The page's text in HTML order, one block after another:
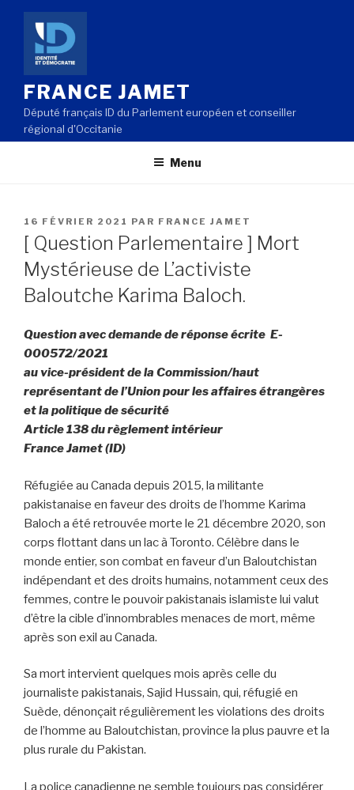
Aller
contenu
principal
FRANCE JAMET
Député français ID du Parlement européen et conseiller
régional d'Occitanie
Menu
PUBLIÉ
LE
16 FÉVRIER 2021 PAR FRANCE JAMET
[ Question Parlementaire ] Mort
Mystérieuse de L’activiste
Baloutche Karima Baloch.
Question avec demande de réponse écrite E-
000572/2021
au vice-président de la Commission/haut
représentant de l’Union pour les affaires étrangères
et la politique de sécurité
Article 138 du règlement intérieur
France Jamet (ID)
Réfugiée au Canada depuis 2015, la militante
pakistanaise en faveur des droits de l’homme Karima
Baloch a été retrouvée morte le 21 décembre 2020, son
corps flottant dans un lac à Toronto. Célèbre dans le
monde entier, son combat en faveur d’un Baloutchistan
indépendant et des droits humains, notamment ceux des
femmes, contre le pouvoir pakistanais islamiste lui valut
d’être la cible d’innombrables menaces de mort, même
après son exil au Canada.
Sa mort intervient quelques mois après celle du
journaliste pakistanais, Sajid Hussain, qui, réfugié en
Suède, dénonçait régulièrement les violations des droits
de l’homme au Baloutchistan, province la plus pauvre et la
plus rurale du Pakistan.
La police canadienne ne semble toujours pas considérer